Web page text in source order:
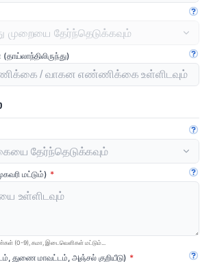
மட்டும்)
(0-9), கமா, இடைவெளிகள் மட்டும்...
துணை மாவட்டம், அஞ்சல் குறியீடு)